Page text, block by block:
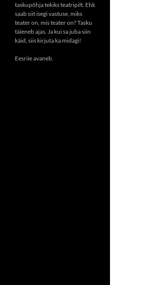
taskupõhja tekiks teatripilt. Ehk
saab siit isegi vastuse, miks
teater on, mis teater on? Tasku
täieneb ajas. Ja kui sa juba siin
käid, siis kirjuta ka midagi!
Eesriie avaneb.